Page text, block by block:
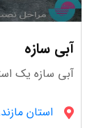
آبی سازه
آبی سازه یک
استان